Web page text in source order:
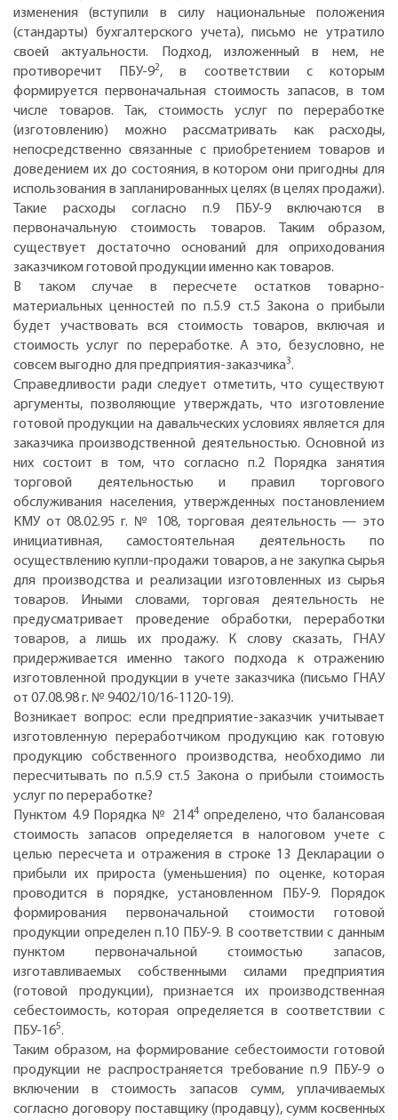
изменения (вступили в силу национальные положения
(стандарты) бухгалтерского учета), письмо не утратило
своей актуальности. Подход, изложенный в нем, не
противоречит ПБУ-92, в соответствии с которым
формируется первоначальная стоимость запасов, в том
числе товаров. Так, стоимость услуг по переработке
(изготовлению) можно рассматривать как расходы,
непосредственно связанные с приобретением товаров и
доведением их до состояния, в котором они пригодны для
использования в запланированных целях (в целях продажи).
Такие расходы согласно п.9 ПБУ-9 включаются в
первоначальную стоимость товаров. Таким образом,
существует достаточно оснований для оприходования
заказчиком готовой продукции именно как товаров.
В таком случае в пересчете остатков товарно-
материальных ценностей по п.5.9 ст.5 Закона о прибыли
будет участвовать вся стоимость товаров, включая и
стоимость услуг по переработке. А это, безусловно, не
совсем выгодно для предприятия-заказчика3.
Справедливости ради следует отметить, что существуют
аргументы, позволяющие утверждать, что изготовление
готовой продукции на давальческих условиях является для
заказчика производственной деятельностью. Основной из
них состоит в том, что согласно п.2 Порядка занятия
торговой деятельностью и правил торгового
обслуживания населения, утвержденных постановлением
КМУ от 08.02.95 г. № 108, торговая деятельность — это
инициативная, самостоятельная деятельность по
осуществлению купли-продажи товаров, а не закупка сырья
для производства и реализации изготовленных из сырья
товаров. Иными словами, торговая деятельность не
предусматривает проведение обработки, переработки
товаров, а лишь их продажу. К слову сказать, ГНАУ
придерживается именно такого подхода к отражению
изготовленной продукции в учете заказчика (письмо ГНАУ
от 07.08.98 г. № 9402/10/16-1120-19).
Возникает вопрос: если предприятие-заказчик учитывает
изготовленную переработчиком продукцию как готовую
продукцию собственного производства, необходимо ли
пересчитывать по п.5.9 ст.5 Закона о прибыли стоимость
услуг по переработке?
Пунктом 4.9 Порядка № 2144определено, что балансовая
стоимость запасов определяется в налоговом учете с
целью пересчета и отражения в строке 13 Декларации о
прибыли их прироста (уменьшения) по оценке, которая
проводится в порядке, установленном ПБУ-9. Порядок
формирования первоначальной стоимости готовой
продукции определен п.10 ПБУ-9. В соответствии с данным
пунктом первоначальной стоимостью запасов,
изготавливаемых собственными силами предприятия
(готовой продукции), признается их производственная
себестоимость, которая определяется в соответствии с
ПБУ-165.
Таким образом, на формирование себестоимости готовой
продукции не распространяется требование п.9 ПБУ-9 о
включении в стоимость запасов сумм, уплачиваемых
согласно договору поставщику (продавцу), сумм косвенных